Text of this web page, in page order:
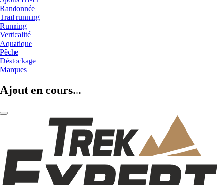
Randonnée
Trail running
Running
Verticalité
Aquatique
Pêche
Déstockage
Marques
Ajout en cours...